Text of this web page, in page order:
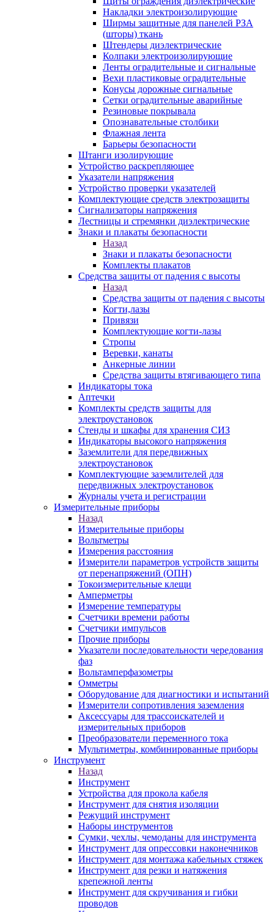
Накладки электроизолирующие
Ширмы защитные для панелей РЗА
(шторы) ткань
Штендеры диэлектрические
Колпаки электроизолирующие
Ленты оградительные и сигнальные
Вехи пластиковые оградительные
Конусы дорожные сигнальные
Сетки оградительные аварийные
Резиновые покрывала
Опознавательные столбики
Флажная лента
Барьеры безопасности
Штанги изолирующие
Устройство раскрепляющее
Указатели напряжения
Устройство проверки указателей
Комплектующие средств электрозащиты
Сигнализаторы напряжения
Лестницы и стремянки диэлектрические
Знаки и плакаты безопасности
Назад
Знаки и плакаты безопасности
Комплекты плакатов
Средства защиты от падения с высоты
Назад
Средства защиты от падения с высоты
Когти,лазы
Привязи
Комплектующие когти-лазы
Стропы
Веревки, канаты
Анкерные линии
Средства защиты втягивающего типа
Индикаторы тока
Аптечки
Комплекты средств защиты для
электроустановок
Стенды и шкафы для хранения СИЗ
Индикаторы высокого напряжения
Заземлители для передвижных
электроустановок
Комплектующие заземлителей для
передвижных электроустановок
Журналы учета и регистрации
Измерительные приборы
Назад
Измерительные приборы
Вольтметры
Измерения расстояния
Измерители параметров устройств защиты
от перенапряжений (ОПН)
Токоизмерительные клещи
Амперметры
Измерение температуры
Счетчики времени работы
Счетчики импульсов
Прочие приборы
Указатели последовательности чередования
фаз
Вольтамперфазометры
Омметры
Оборудование для диагностики и испытаний
Измерители сопротивления заземления
Аксессуары для трассоискателей и
измерительных приборов
Преобразователи переменного тока
Мультиметры, комбинированные приборы
Инструмент
Назад
Инструмент
Устройства для прокола кабеля
Инструмент для снятия изоляции
Режущий инструмент
Наборы инструментов
Сумки, чехлы, чемоданы для инструмента
Инструмент для опрессовки наконечников
Инструмент для монтажа кабельных стяжек
Инструмент для резки и натяжения
крепежной ленты
Инструмент для скручивания и гибки
проводов